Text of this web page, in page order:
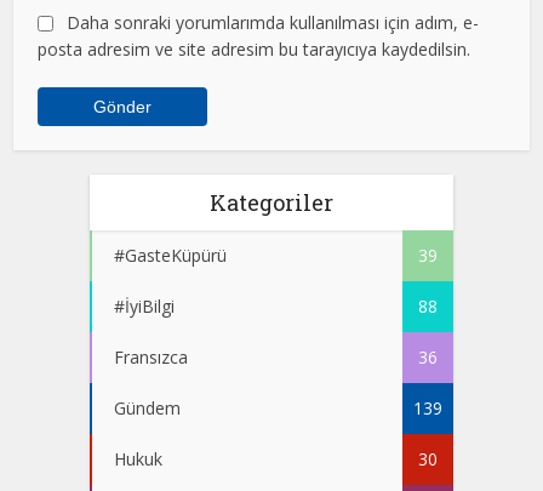
Daha sonraki yorumlarımda kullanılması için adım, e-
posta adresim ve site adresim bu tarayıcıya kaydedilsin.
Kategoriler
#GasteKüpürü 39
#İyiBilgi 88
Fransızca 36
Gündem 139
Hukuk 30